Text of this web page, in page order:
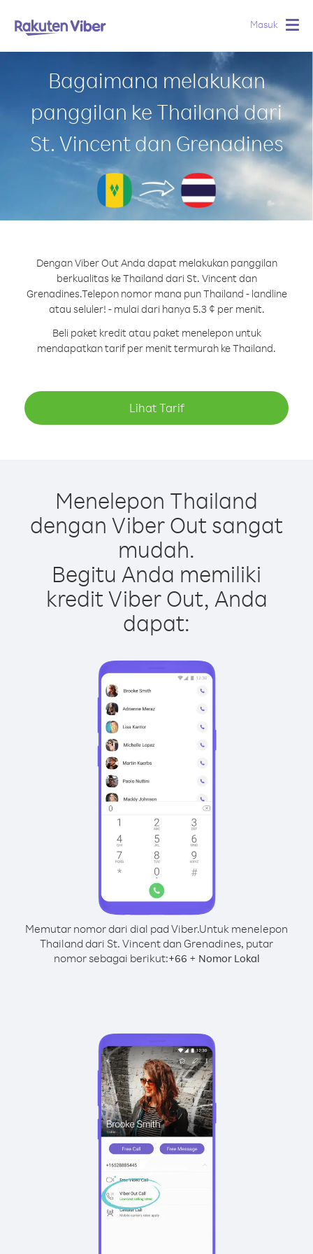
Masuk
Bagaimana melakukan
panggilan ke Thailand dari
St. Vincent dan Grenadines
Dengan Viber Out Anda dapat melakukan panggilan
berkualitas ke Thailand dari St. Vincent dan
Grenadines.Telepon nomor mana pun Thailand - landline
atau seluler! - mulai dari hanya 5.3 ¢ per menit.
Beli paket kredit atau paket menelepon untuk
mendapatkan tarif per menit termurah ke Thailand.
Lihat Tarif
Menelepon Thailand
dengan Viber Out sangat
mudah.
Begitu Anda memiliki
kredit Viber Out, Anda
dapat:
Memutar nomor dari dial pad Viber.Untuk menelepon
Thailand dari St. Vincent dan Grenadines, putar
nomor sebagai berikut:+66 + Nomor Lokal